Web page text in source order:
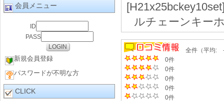
会員メニュー
ID
PASS
新規会員登録
パスワードが不明な方
CLICK
ルチェーンキー
全件（平均:
0件
0件
0件
0件
0件